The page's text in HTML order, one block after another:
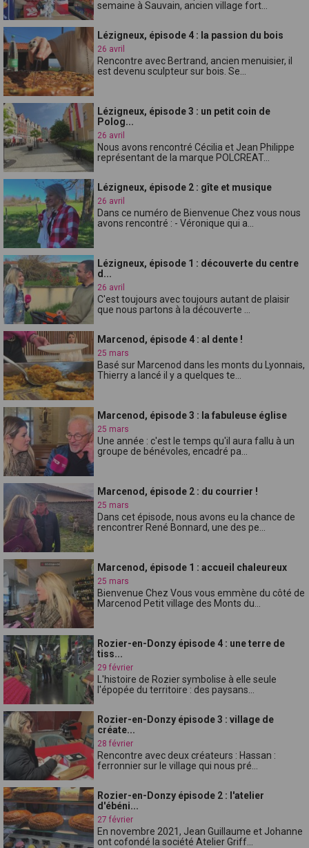
semaine à Sauvain, ancien village fort...
Lézigneux, épisode 4 : la passion du bois
26 avril
Rencontre avec Bertrand, ancien menuisier, il
est devenu sculpteur sur bois. Se...
Lézigneux, épisode 3 : un petit coin de
Polog...
26 avril
Nous avons rencontré Cécilia et Jean Philippe
représentant de la marque POLCREAT...
Lézigneux, épisode 2 : gîte et musique
26 avril
Dans ce numéro de Bienvenue Chez vous nous
avons rencontré : - Véronique qui a...
Lézigneux, épisode 1 : découverte du centre
d...
26 avril
C'est toujours avec toujours autant de plaisir
que nous partons à la découverte ...
Marcenod, épisode 4 : al dente !
25 mars
Basé sur Marcenod dans les monts du Lyonnais,
Thierry a lancé il y a quelques te...
Marcenod, épisode 3 : la fabuleuse église
25 mars
Une année : c'est le temps qu'il aura fallu à un
groupe de bénévoles, encadré pa...
Marcenod, épisode 2 : du courrier !
25 mars
Dans cet épisode, nous avons eu la chance de
rencontrer René Bonnard, une des pe...
Marcenod, épisode 1 : accueil chaleureux
25 mars
Bienvenue Chez Vous vous emmène du côté de
Marcenod Petit village des Monts du...
Rozier-en-Donzy épisode 4 : une terre de
tiss...
29 février
L'histoire de Rozier symbolise à elle seule
l'épopée du territoire : des paysans...
Rozier-en-Donzy épisode 3 : village de
créate...
28 février
Rencontre avec deux créateurs : Hassan :
ferronnier sur le village qui nous pré...
Rozier-en-Donzy épisode 2 : l'atelier
d'ébéni...
27 février
En novembre 2021, Jean Guillaume et Johanne
ont cofondé la société Atelier Griff...